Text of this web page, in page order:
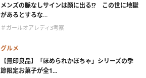
メンズの脈なしサインは顔に出る!? この世に地獄
があるとするな...
＃ガールオアレディ3考察
グルメ
【無印良品】「ほめられかぼちゃ」シリーズの季
節限定お菓子が全1...